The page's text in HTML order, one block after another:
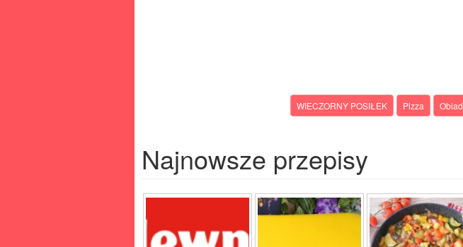
WIECZORNY POSIŁEK Pizza Obiad
Najnowsze przepisy